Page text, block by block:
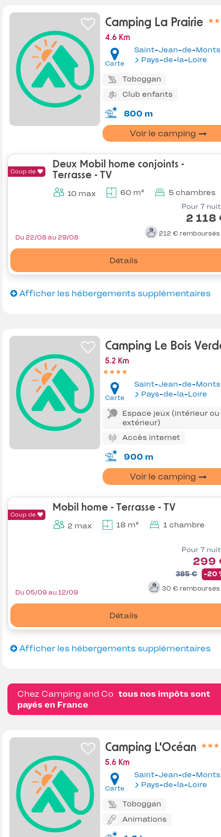
Camping La Prairie
4.6 Km
Carte
Saint-Jean-de-Monts
Pays-de-la-Loire
Toboggan
Club enfants
800 m
Voir le camping
Coup de
Deux Mobil home conjoints -
Terrasse - TV
10 max 60 m² 5 chambres
Pour 7
2 118
212 € remboursés
Détails
Du 22/08 au 29/08
Afficher les hébergements supplémentaires
Camping Le Bois
5.2 Km
Carte
Saint-Jean-de-Monts
Pays-de-la-Loire
Espace jeux (intérieur ou
extérieur)
Accès internet
900 m
Voir le camping
Coup de
Mobil home - Terrasse - TV
2 max 18 m² 1 chambre
Pour 7
299
385 € -20
30 € remboursés
Détails
Du 05/09 au 12/09
Afficher les hébergements supplémentaires
Chez Camping and Co tous nos impôts sont
payés en France
Camping L'Océan
5.6 Km
Carte
Saint-Jean-de-Monts
Pays-de-la-Loire
Toboggan
Animations